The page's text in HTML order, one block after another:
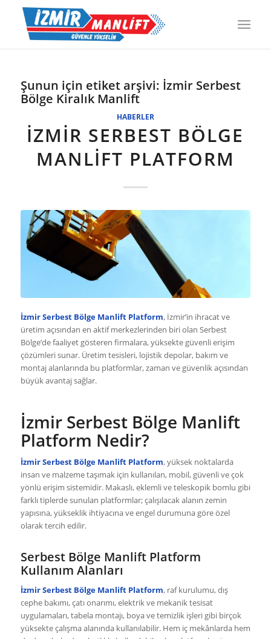
Şunun için etiket arşivi: İzmir Serbest
Bölge Kiralık Manlift
HABERLER
İZMIR SERBEST BÖLGE
MANLIFT PLATFORM
İzmir Serbest Bölge Manlift Platform, İzmir’in ihracat ve
üretim açısından en aktif merkezlerinden biri olan Serbest
Bölge’de faaliyet gösteren firmalara, yüksekte güvenli erişim
çözümleri sunar. Üretim tesisleri, lojistik depolar, bakım ve
montaj alanlarında bu platformlar, zaman ve güvenlik açısından
büyük avantaj sağlar.
İzmir Serbest Bölge Manlift
Platform Nedir?
İzmir Serbest Bölge Manlift Platform, yüksek noktalarda
insan ve malzeme taşımak için kullanılan, mobil, güvenli ve çok
yönlü erişim sistemidir. Makaslı, eklemli ve teleskopik bomlu gibi
farklı tiplerde sunulan platformlar; çalışılacak alanın zemin
yapısına, yükseklik ihtiyacına ve engel durumuna göre özel
olarak tercih edilir.
Serbest Bölge Manlift Platform
Kullanım Alanları
İzmir Serbest Bölge Manlift Platform, raf kurulumu, dış
cephe bakımı, çatı onarımı, elektrik ve mekanik tesisat
uygulamaları, tabela montajı, boya ve temizlik işleri gibi birçok
yüksekte çalışma alanında kullanılabilir. Hem iç mekânlarda hem